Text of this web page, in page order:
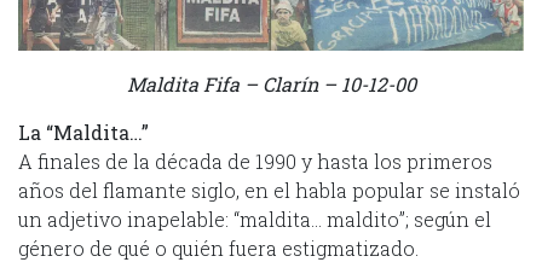
Maldita Fifa – Clarín – 10-12-00
La “Maldita…”
A finales de la década de 1990 y hasta los primeros
años del flamante siglo, en el habla popular se instaló
un adjetivo inapelable: “maldita… maldito”; según el
género de qué o quién fuera estigmatizado.